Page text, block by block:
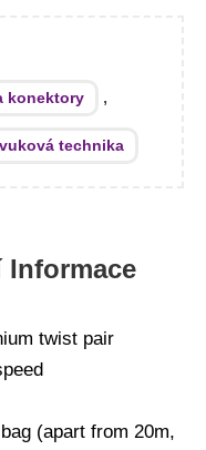
konektory ,
technika
Informace
twist pair
(apart from 20m,